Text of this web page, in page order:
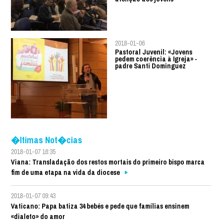
2018-01-06
Pastoral Juvenil: «Jovens
pedem coerência à Igreja» -
padre Santi Dominguez
�ltimas Not�cias
2018-01-07 16:35
Viana: Transladação dos restos mortais do primeiro bispo marca
fim de uma etapa na vida da diocese
2018-01-07 09:43
Vaticano: Papa batiza 34 bebés e pede que famílias ensinem
«dialeto» do amor